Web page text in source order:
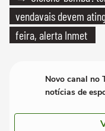
vendavais devem
feira, alerta Inmet
Novo canal no
notícias de